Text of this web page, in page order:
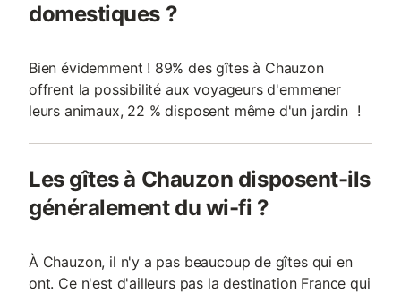
domestiques ?
Bien évidemment ! 89% des gîtes à Chauzon
offrent la possibilité aux voyageurs d'emmener
leurs animaux, 22 % disposent même d'un jardin !
Les gîtes à Chauzon disposent-ils
généralement du wi-fi ?
À Chauzon, il n'y a pas beaucoup de gîtes qui en
ont. Ce n'est d'ailleurs pas la destination France qui